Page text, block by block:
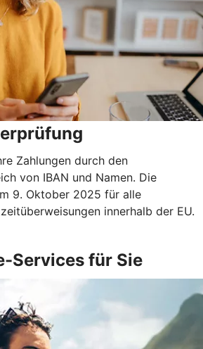
Zahlungen durch den
von IBAN und Namen. Die
9. Oktober 2025 für alle
innerhalb der EU.
Services für Sie